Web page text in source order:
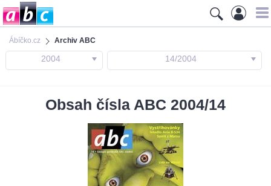
Ábíčko.cz Archiv ABC
2004 14/2004
Obsah čísla ABC 2004/14